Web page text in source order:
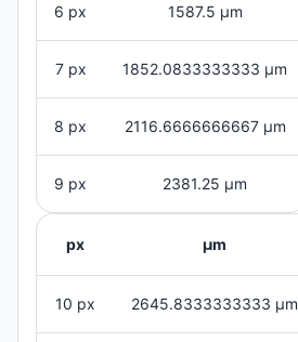
6 px 1587.5 μm
7 px 1852.0833333333 μm
8 px 2116.6666666667 μm
9 px 2381.25 μm
px μm
10 px 2645.8333333333 μm